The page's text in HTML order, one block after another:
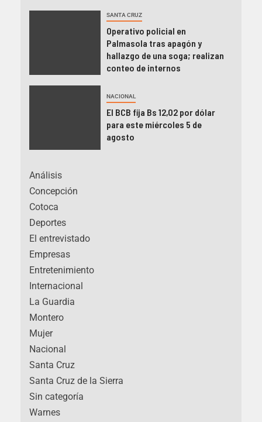
SANTA CRUZ
Operativo policial en
Palmasola tras apagón y
hallazgo de una soga; realizan
conteo de internos
NACIONAL
El BCB fija Bs 12,02 por dólar
para este miércoles 5 de
agosto
Análisis
Concepción
Cotoca
Deportes
El entrevistado
Empresas
Entretenimiento
Internacional
La Guardia
Montero
Mujer
Nacional
Santa Cruz
Santa Cruz de la Sierra
Sin categoría
Warnes